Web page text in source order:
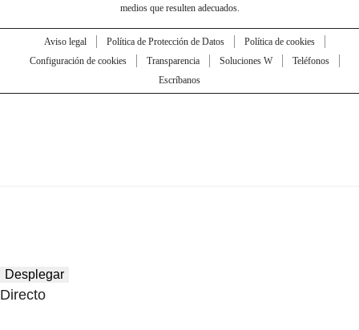
medios que resulten adecuados.
Aviso legal Política de Protección de Datos
Política de cookies
Configuración de cookies
Transparencia Soluciones W
Teléfonos
Escríbanos
Desplegar
Directo